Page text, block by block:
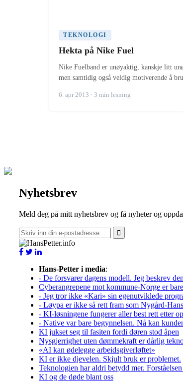
TEKNOLOGI
Hekta på Nike Fuel
Nike Fuelband er unøyaktig, kanskje litt
men samtidig også veldig motiverende å
6. apr 2013 · 3 min lesning
Nyhetsbrev
Meld deg på mitt nyhetsbrev og få nyheter og
Hans-Petter i media:
- De forsvarer dagens modell. Jeg beskrev
Cyberangrepene mot kommune-Norge er
- Jeg tror ikke «Kari» sin egenutviklede
- Løypa er ikke så rett fram som Nygård-
- KI-løsningene fungerer aller best rett etter
- Native var bare begynnelsen. Nå kan
KI jukset seg til fasiten fordi døren stod åpen
Nysgjerrighet uten dømmekraft er dårlig
«AI kan ødelegge arbeidsgiverløftet»
KI er ikke djevelen. Skjult bruk er problemet.
Teknologien har aldri betydd mer.
KI og de døde blant oss